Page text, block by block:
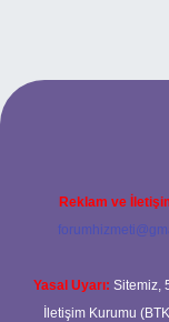
Reklam ve
Yasal Uyarı: Sitemiz,
İletişim Kurumu